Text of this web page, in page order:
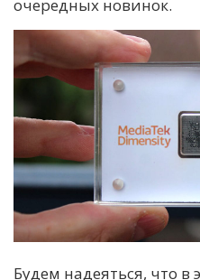
очередных новинок.
Будем надеяться, что в